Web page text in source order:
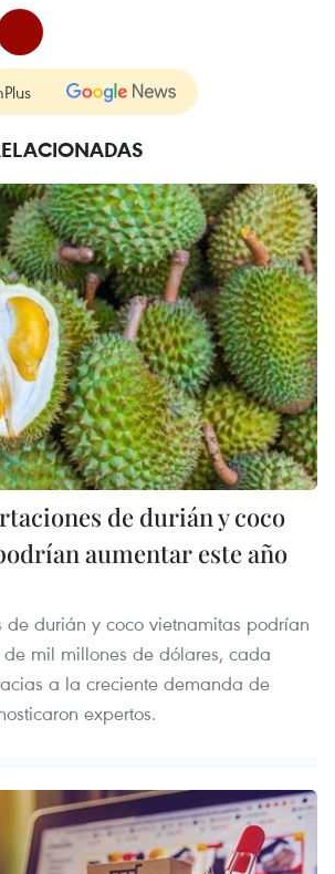
de durián y coco
aumentar este año
de durián y coco vietnamitas podrían
mil millones de dólares, cada
a la creciente demanda de
expertos.